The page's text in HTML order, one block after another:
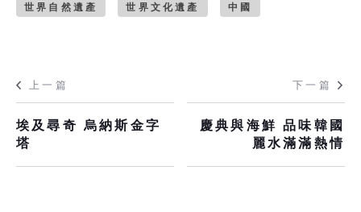
世界自然遺產 世界文化遺產 中國
上一篇
埃及尋奇 烏納斯金字
塔
下一篇
慶典與海鮮 品味韓國
麗水滿滿熱情